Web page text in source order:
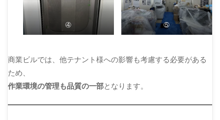
④ ⑤
商業ビルでは、他テナント様への影響も考慮する必要がある
ため、
作業環境の管理も品質の一部となります。